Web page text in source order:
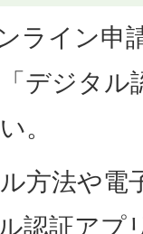
ライン申
デジタル
。
方法や電
認証アプ